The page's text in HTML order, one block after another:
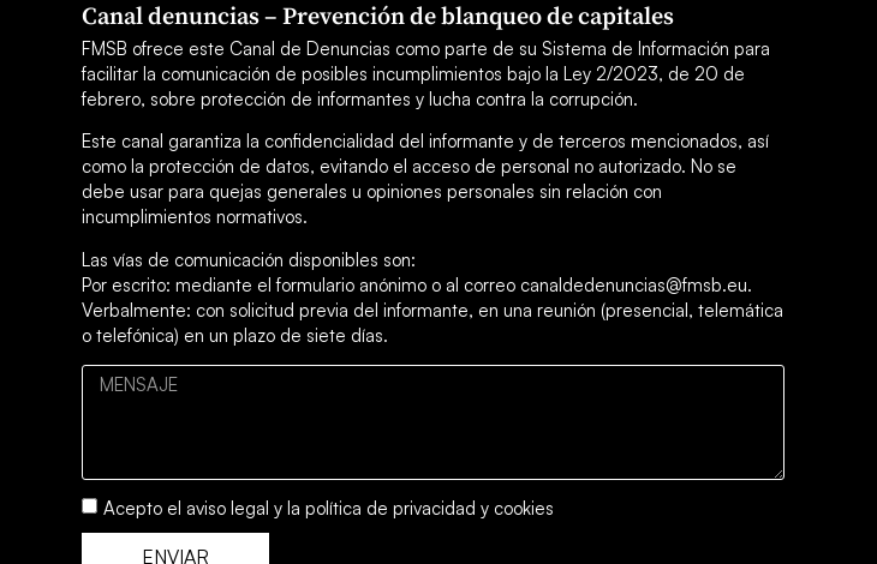
Canal denuncias – Prevención de blanqueo de capitales
FMSB ofrece este Canal de Denuncias como parte de su Sistema de Información para
facilitar la comunicación de posibles incumplimientos bajo la Ley 2/2023, de 20 de
febrero, sobre protección de informantes y lucha contra la corrupción.
Este canal garantiza la confidencialidad del informante y de terceros mencionados, así
como la protección de datos, evitando el acceso de personal no autorizado. No se
debe usar para quejas generales u opiniones personales sin relación con
incumplimientos normativos.
Las vías de comunicación disponibles son:
Por escrito: mediante el formulario anónimo o al correo canaldedenuncias@fmsb.eu.
Verbalmente: con solicitud previa del informante, en una reunión (presencial, telemática
o telefónica) en un plazo de siete días.
Acepto el aviso legal y la política de privacidad y cookies
ENVIAR